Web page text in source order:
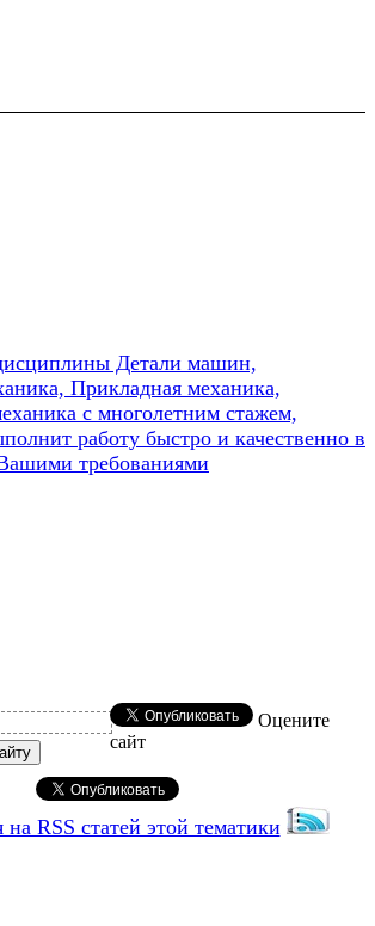
Детали машин,
Прикладная механика,
с многолетним стажем,
работу быстро и качественно в
требованиями
Оцените
сайт
на RSS статей этой тематики